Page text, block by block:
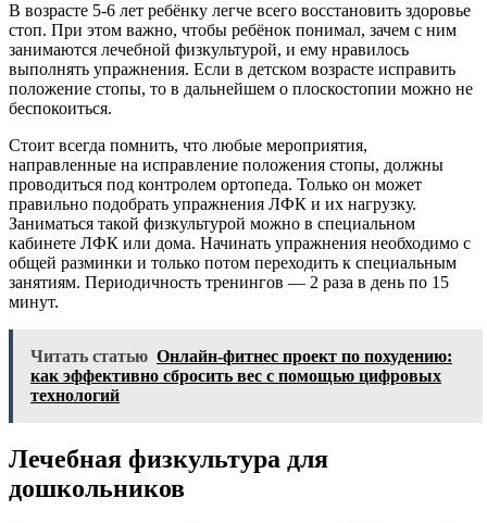
В возрасте 5-6 лет ребёнку легче всего восстановить здоровье
стоп. При этом важно, чтобы ребёнок понимал, зачем с ним
занимаются лечебной физкультурой, и ему нравилось
выполнять упражнения. Если в детском возрасте исправить
положение стопы, то в дальнейшем о плоскостопии можно не
беспокоиться.
Стоит всегда помнить, что любые мероприятия,
направленные на исправление положения стопы, должны
проводиться под контролем ортопеда. Только он может
правильно подобрать упражнения ЛФК и их нагрузку.
Заниматься такой физкультурой можно в специальном
кабинете ЛФК или дома. Начинать упражнения необходимо с
общей разминки и только потом переходить к специальным
занятиям. Периодичность тренингов — 2 раза в день по 15
минут.
Читать статью Онлайн-фитнес проект по похудению:
как эффективно сбросить вес с помощью цифровых
технологий
Лечебная физкультура для
дошкольников